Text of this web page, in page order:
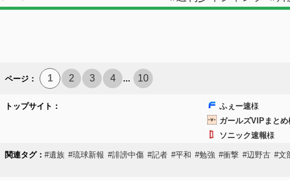
ページ： 1 2 3 4 ... 10
トップサイト： ふぇー速様
ガールズVIPまとめ
ソニック速報様
関連タグ： #遺族 #琉球新報 #誹謗中傷 #記者 #平和 #勉強 #衝撃 #辺野古 #文